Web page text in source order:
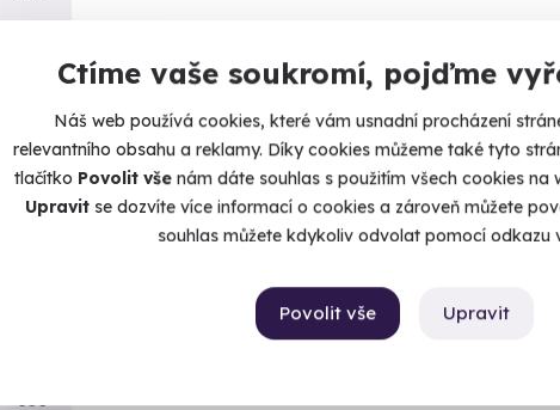
Ctíme vaše soukromí, pojďme
Náš web používá cookies, které vám usnadní procházení
relevantního obsahu a reklamy. Díky cookies můžeme také tyto
tlačítko Povolit vše nám dáte souhlas s použitím všech cookies na
Upravitse dozvíte více informací o cookies a zároveň můžete
souhlas můžete kdykoliv odvolat pomocí odkazu
Upravit
Povolit vše
450
4
196
31
353